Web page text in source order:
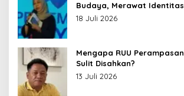
Budaya, Merawat Identitas
18 Juli 2026
Mengapa RUU
Sulit Disahkan?
13 Juli 2026